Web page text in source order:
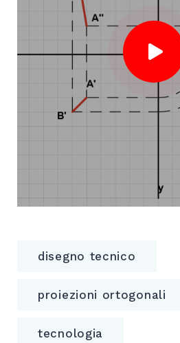
disegno tecnico
proiezioni ortogonali
tecnologia